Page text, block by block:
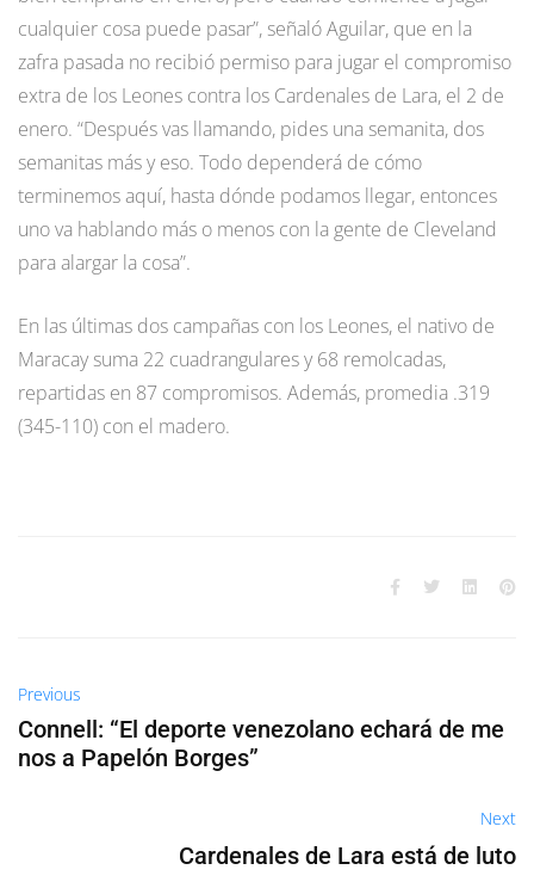
cualquier cosa puede pasar”, señaló Aguilar, que en la
zafra pasada no recibió permiso para jugar el compromiso
extra de los Leones contra los Cardenales de Lara, el 2 de
enero. “Después vas llamando, pides una semanita, dos
semanitas más y eso. Todo dependerá de cómo
terminemos aquí, hasta dónde podamos llegar, entonces
uno va hablando más o menos con la gente de Cleveland
para alargar la cosa”.
En las últimas dos campañas con los Leones, el nativo de
Maracay suma 22 cuadrangulares y 68 remolcadas,
repartidas en 87 compromisos. Además, promedia .319
(345-110) con el madero.
Previous
Connell: “El deporte venezolano echará de me
nos a Papelón Borges”
Next
Cardenales de Lara está de luto